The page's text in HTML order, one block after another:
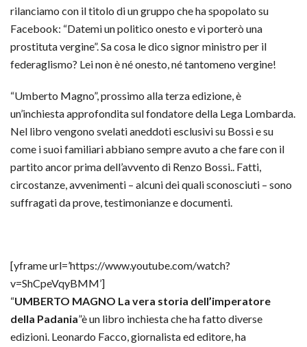
rilanciamo con il titolo di un gruppo che ha spopolato su
Facebook: “Datemi un politico onesto e vi porterò una
prostituta vergine”. Sa cosa le dico signor ministro per il
federaglismo? Lei non è né onesto, né tantomeno vergine!
“Umberto Magno”, prossimo alla terza edizione, è
un’inchiesta approfondita sul fondatore della Lega Lombarda.
Nel libro vengono svelati aneddoti esclusivi su Bossi e su
come i suoi familiari abbiano sempre avuto a che fare con il
partito ancor prima dell’avvento di Renzo Bossi.. Fatti,
circostanze, avvenimenti – alcuni dei quali sconosciuti – sono
suffragati da prove, testimonianze e documenti.
[yframe url=’https://www.youtube.com/watch?
v=ShCpeVqyBMM’]
“UMBERTO MAGNO La vera storia dell’imperatore
della Padania”è un libro inchiesta che ha fatto diverse
edizioni. Leonardo Facco, giornalista ed editore, ha